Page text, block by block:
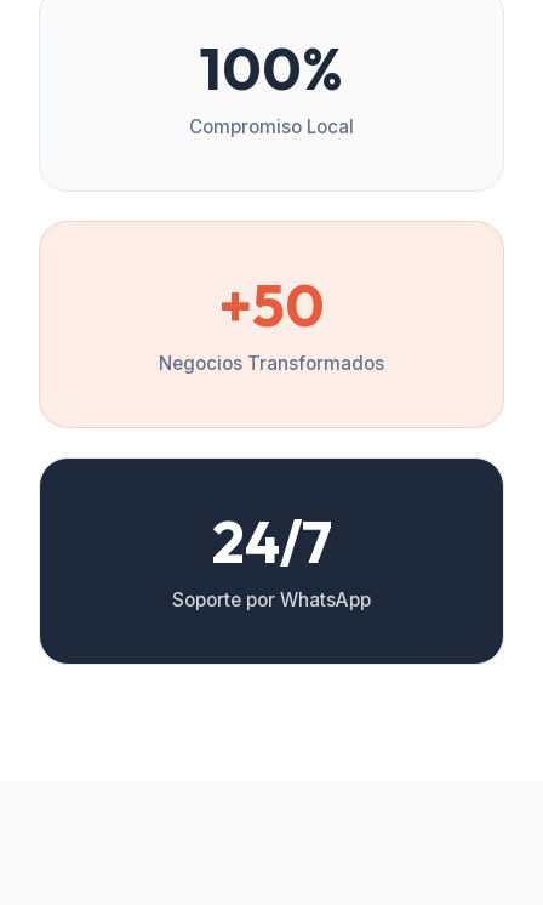
100%
Compromiso Local
+50
Negocios Transformados
24/7
Soporte por WhatsApp